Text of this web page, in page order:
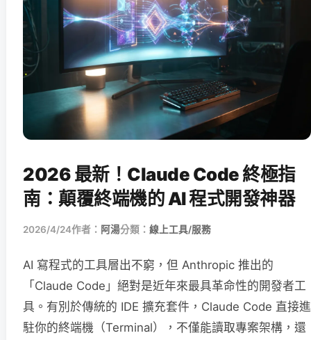
2026 最新！Claude Code 終極指
南：顛覆終端機的 AI 程式開發神器
2026/4/24作者： 阿湯分類： 線上工具/服務
AI 寫程式的工具層出不窮，但 Anthropic 推出的
「Claude Code」絕對是近年來最具革命性的開發者工
具。有別於傳統的 IDE 擴充套件，Claude Code 直接進
駐你的終端機（Terminal），不僅能讀取專案架構，還